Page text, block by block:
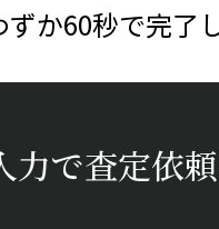
か60秒で完了
力で査定依頼